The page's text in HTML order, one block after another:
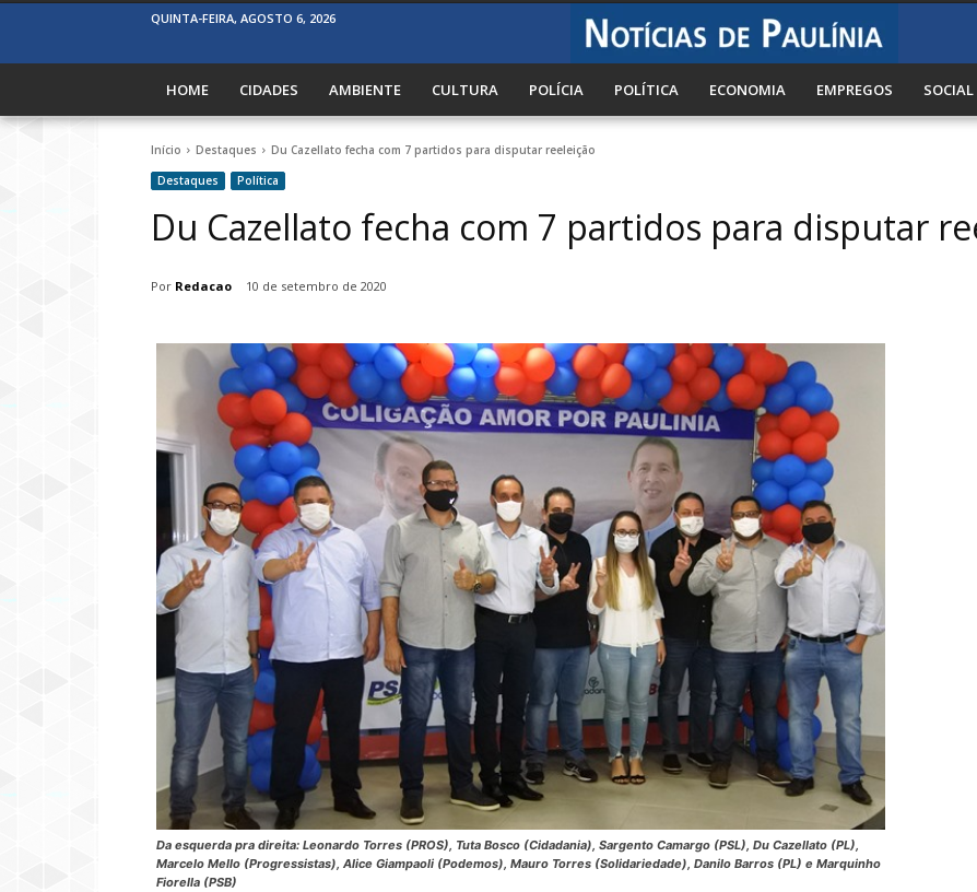
QUINTA-FEIRA, AGOSTO 6, 2026
HOME CIDADES AMBIENTE CULTURA POLÍCIA POLÍTICA ECONOMIA EMPREGOS SOCIAL
Início Destaques
Du Cazellato fecha com 7 partidos para disputar reeleição
Destaques
Política
Du Cazellato fecha com 7 partidos para disputar
Por Redacao 10 de setembro de 2020
Da esquerda pra direita: Leonardo Torres (PROS), Tuta Bosco (Cidadania), Sargento Camargo (PSL), Du Cazellato (PL),
Marcelo Mello (Progressistas), Alice Giampaoli (Podemos), Mauro Torres (Solidariedade), Danilo Barros (PL) e Marquinho
Fiorella (PSB)